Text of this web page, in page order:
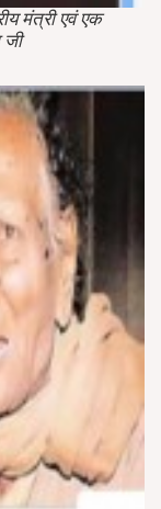
मंत्री एवं एक
जी